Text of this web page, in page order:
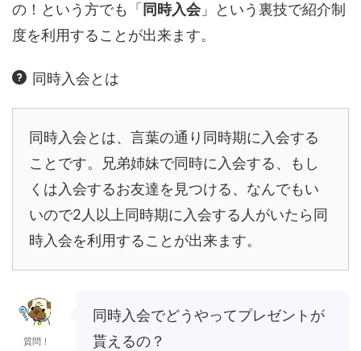
の！という方でも「 同時入会」という裏技で紹介制
度を利用することが出来ます。
同時入会とは
同時入会とは、言葉の通り同時期に入会する
ことです。兄弟姉妹で同時に入会する、もし
くは入会するお友達を見つける、なんでもい
いので2人以上同時期に入会する人がいたら同
時入会を利用することが出来ます。
質問！
同時入会でどうやってプレゼントが
貰えるの？